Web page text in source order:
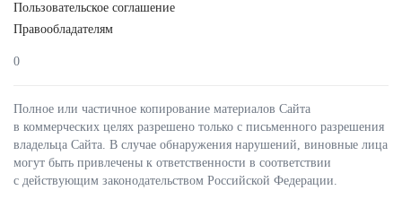
Пользовательское соглашение
Правообладателям
0
Полное или частичное копирование материалов Сайта
в коммерческих целях разрешено только с письменного разрешения
владельца Сайта. В случае обнаружения нарушений, виновные лица
могут быть привлечены к ответственности в соответствии
с действующим законодательством Российской Федерации.